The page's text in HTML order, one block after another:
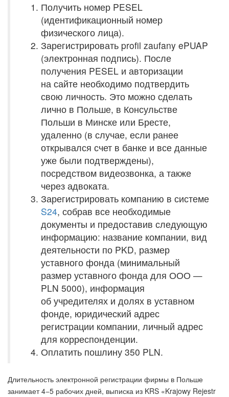
Получить номер PESEL
(идентификационный номер
физического лица).
Зарегистрировать profil zaufany ePUAP
(электронная подпись). После
получения PESEL и авторизации
на сайте необходимо подтвердить
свою личность. Это можно сделать
лично в Польше, в Консульстве
Польши в Минске или Бресте,
удаленно (в случае, если ранее
открывался счет в банке и все данные
уже были подтверждены),
посредством видеозвонка, а также
через адвоката.
Зарегистрировать компанию в системе
S24, собрав все необходимые
документы и предоставив следующую
информацию: название компании, вид
деятельности по PKD, размер
уставного фонда (минимальный
размер уставного фонда для ООО —
PLN 5000), информация
об учредителях и долях в уставном
фонде, юридический адрес
регистрации компании, личный адрес
для корреспонденции.
Оплатить пошлину 350 PLN.
Длительность электронной регистрации фирмы в Польше
занимает 4−5 рабочих дней, выписка из KRS «Krajowy Rejestr